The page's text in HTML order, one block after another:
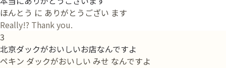
ほんとう に ありがとうござい ます
Really!? Thank you.
3
北京ダックがおいしいお店なんですよ
ペキン ダックがおいしい みせ なんですよ